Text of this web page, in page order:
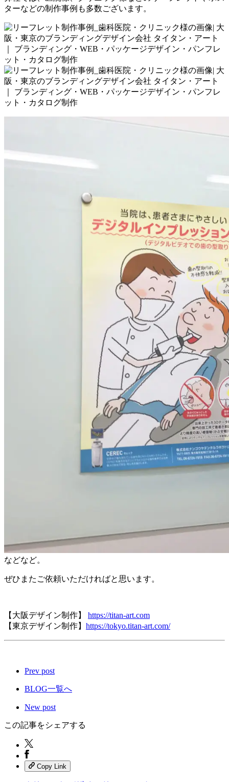
ターなどの制作事例も多数ございます。
などなど。
ぜひまたご依頼いただければと思います。
【大阪デザイン制作】 https://titan-art.com
【東京デザイン制作】 https://tokyo.titan-art.com/
Prev post
BLOG一覧へ
New post
この記事をシェアする
Copy Link